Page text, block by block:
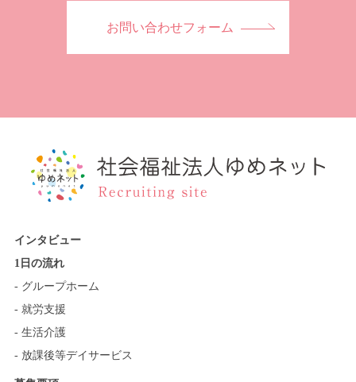
お問い合わせフォーム
インタビュー
1日の流れ
- グループホーム
- 就労支援
- 生活介護
- 放課後等デイサービス